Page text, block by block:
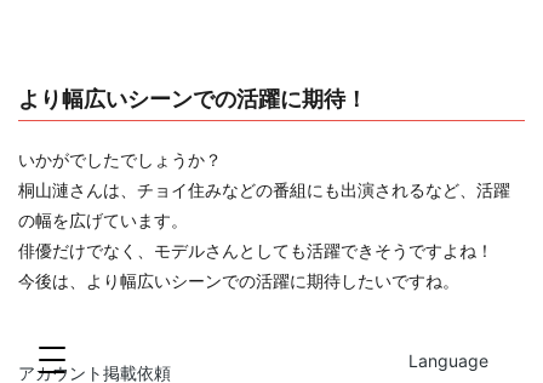
より幅広いシーンでの活躍に期待！
いかがでしたでしょうか？
桐山漣さんは、チョイ住みなどの番組にも出演されるなど、活躍
の幅を広げています。
俳優だけでなく、モデルさんとしても活躍できそうですよね！
今後は、より幅広いシーンでの活躍に期待したいですね。